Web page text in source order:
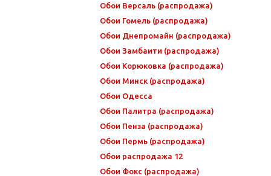
Обои Версаль (распродажа)
Обои Гомель (распродажа)
Обои Днепромайн (распродажа)
Обои Замбаити (распродажа)
Обои Корюковка (распродажа)
Обои Минск (распродажа)
Обои Одесса
Обои Палитра (распродажа)
Обои Пенза (распродажа)
Обои Пермь (распродажа)
Обои распродажа 12
Обои Фокс (распродажа)